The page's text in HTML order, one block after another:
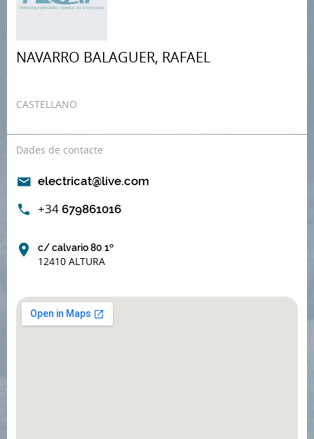
NAVARRO BALAGUER, RAFAEL
CASTELLANO
Dades de contacte
electricat@live.com
+34 679861016
c/ calvario 80 1º
12410 ALTURA